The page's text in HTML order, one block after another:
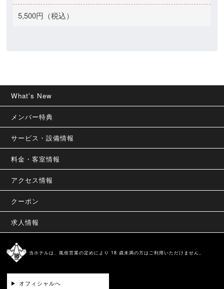
5,500円（税込）
What's New
メンバー特典
サービス・設備情報
料金・客室情報
アクセス情報
クーポン
求人情報
当ホテルは、風俗営業の定めにより 18 歳未満の方はご利用いただけません。
オフィシャルへ